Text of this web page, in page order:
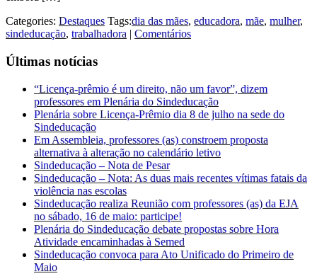
Categories: Destaques Tags:dia das mães, educadora, mãe, mulher,
sindeducação, trabalhadora | Comentários
Últimas notícias
“Licença-prêmio é um direito, não um favor”, dizem
professores em Plenária do Sindeducação
Plenária sobre Licença-Prêmio dia 8 de julho na sede do
Sindeducação
Em Assembleia, professores (as) constroem proposta
alternativa à alteração no calendário letivo
Sindeducação – Nota de Pesar
Sindeducação – Nota: As duas mais recentes vítimas fatais da
violência nas escolas
Sindeducação realiza Reunião com professores (as) da EJA
no sábado, 16 de maio: participe!
Plenária do Sindeducação debate propostas sobre Hora
Atividade encaminhadas à Semed
Sindeducação convoca para Ato Unificado do Primeiro de
Maio